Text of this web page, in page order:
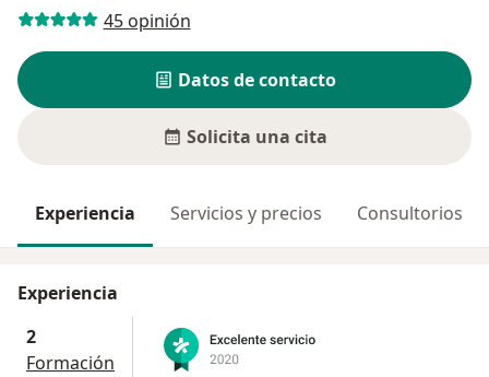
45 opinión
Datos de contacto
Solicita una cita
Experiencia Servicios y precios Consultorios
Experiencia
2
Formación